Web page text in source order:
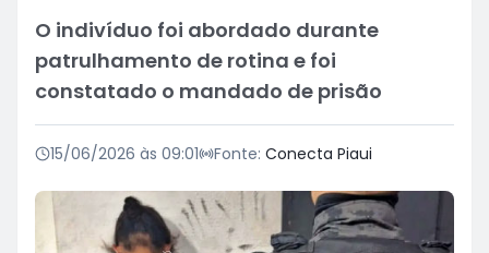
O indivíduo foi abordado durante
patrulhamento de rotina e foi
constatado o mandado de prisão
15/06/2026 às 09:01 Fonte: Conecta Piaui